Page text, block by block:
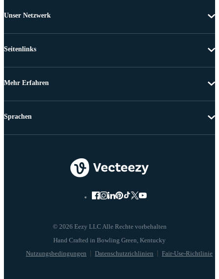
Unser Netzwerk
Seitenlinks
Mehr Erfahren
© 2026 Eezy LLC Alle Rechte vorbehalten
Nutzungsbedingungen Datenschutzrichlinien Fair-Use-Richtlinie
Sprachen